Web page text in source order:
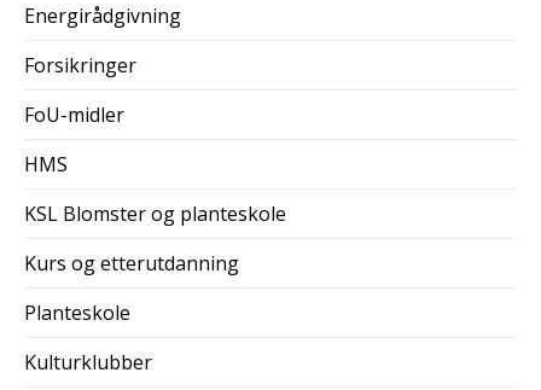
Energirådgivning
Forsikringer
FoU-midler
HMS
KSL Blomster og planteskole
Kurs og etterutdanning
Planteskole
Kulturklubber